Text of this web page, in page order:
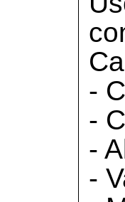
-
-
-
-